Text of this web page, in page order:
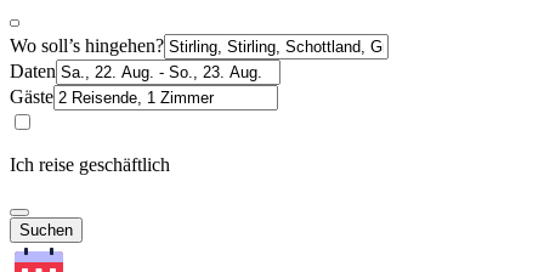
Wo soll’s hingehen?
Daten
Gäste
Ich reise geschäftlich
Suchen